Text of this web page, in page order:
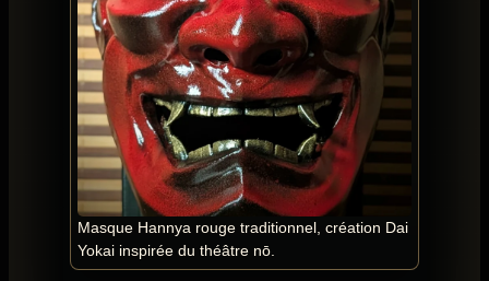
Masque Hannya rouge traditionnel, création Dai
Yokai inspirée du théâtre nō.